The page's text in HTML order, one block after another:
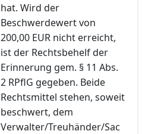
hat. Wird der
Beschwerdewert von
200,00 EUR nicht erreicht,
ist der Rechtsbehelf der
Erinnerung gem. § 11 Abs.
2 RPflG gegeben. Beide
Rechtsmittel stehen, soweit
beschwert, dem
Verwalter/Treuhänder/Sac